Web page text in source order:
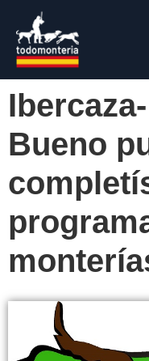
Bueno